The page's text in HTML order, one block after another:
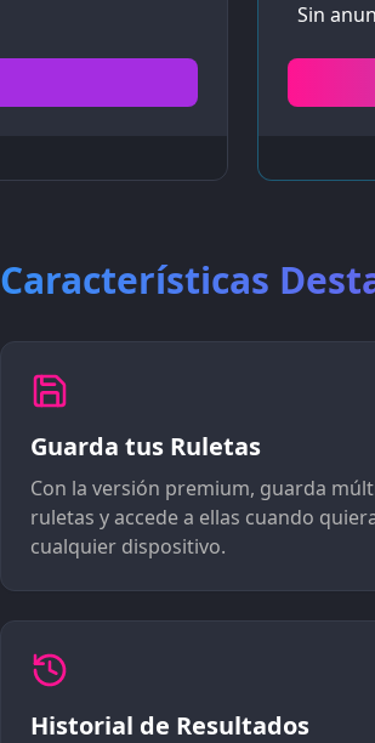
Sin
Características
Guarda tus Ruletas
Con la versión premium, guarda
ruletas y accede a ellas cuando
cualquier dispositivo.
Historial de Resultados